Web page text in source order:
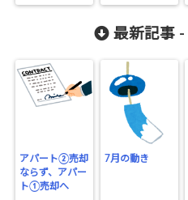
最新記事 -
アパート②売却
ならず、アパー
ト①売却へ
7月の動き